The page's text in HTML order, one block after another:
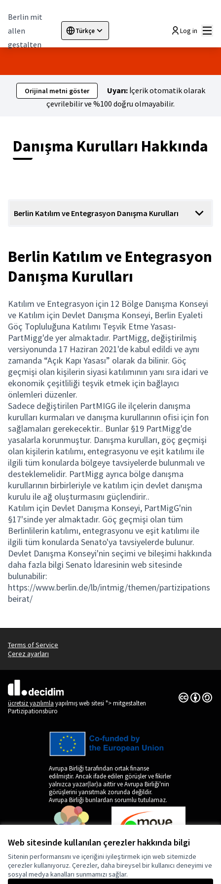
Web sitesinde kullanılan çerezler hakkında bilgi
Sitenin performansını ve içeriğini iyileştirmek için web sitemizde
çerezler kullanıyoruz. Çerezler, daha bireysel bir kullanıcı deneyimi ve
sosyal medya kanalları sunmamızı sağlar.
Berlin mit
allen
gestalten
Türkçe
Sprache wählen Elegir el idioma
Log in
Orijinal metni göster Uyarı:İçerik otomatik olarak
çevrilebilir ve %100 doğru olmayabilir.
Danışma Kurulları Hakkında
Berlin Katılım ve Entegrasyon Danışma Kurulları
Berlin Katılım ve Entegrasyon
Danışma Kurulları
Katılım ve Entegrasyon için 12 Bölge Danışma Konseyi
ve Katılım için Devlet Danışma Konseyi, Berlin Eyaleti
Göç Topluluğuna Katılımı Teşvik Etme Yasası-
PartMigg'de yer almaktadır. PartMigg, değiştirilmiş
versiyonunda 17 Haziran 2021'de kabul edildi ve aynı
zamanda “Açık Kapı Yasası” olarak da bilinir. Göç
geçmişi olan kişilerin siyasi katılımının yanı sıra idari ve
ekonomik çeşitliliği teşvik etmek için bağlayıcı
önlemleri düzenler.
Sadece değiştirilen PartMIGG ile ilçelerin danışma
kurulları kurmaları ve danışma kurullarının ofisi için fon
sağlamaları gerekecektir.. Bunlar §19 PartMigg'de
yasalarla korunmuştur. Danışma kurulları, göç geçmişi
olan kişilerin katılımı, entegrasyonu ve eşit katılımı ile
ilgili tüm konularda bölgeye tavsiyelerde bulunmalı ve
desteklemelidir. PartMigg ayrıca bölge danışma
kurullarının birbirleriyle ve katılım için devlet danışma
kurulu ile ağ oluşturmasını güçlendirir..
Katılım için Devlet Danışma Konseyi, PartMigG'nin
§17'sinde yer almaktadır. Göç geçmişi olan tüm
Berlinlilerin katılımı, entegrasyonu ve eşit katılımı ile
ilgili tüm konularda Senato'ya tavsiyelerde bulunur.
Devlet Danışma Konseyi'nin seçimi ve bileşimi hakkında
daha fazla bilgi Senato İdaresinin web sitesinde
bulunabilir:
https://www.berlin.de/lb/intmig/themen/partizipations
beirat/
Terms of Service
Çerez ayarları
(Dış bağlantı)
ücretsiz yazılımla yapılmış web sitesi "> mitgestalten
Partizipationsbüro
Creative
(Dış
Avrupa Birliği tarafından ortak finanse
edilmiştir. Ancak ifade edilen görüşler ve fikirler
yalnızca yazar(lar)a aittir ve Avrupa Birliği'nin
görüşlerini yansıtmak zorunda değildir.
Avrupa Birliği bunlardan sorumlu tutulamaz.